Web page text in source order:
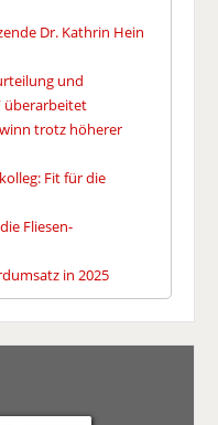
Dr. Kathrin Hein
und
überarbeitet
trotz höherer
Fit für die
Fliesen-
in 2025